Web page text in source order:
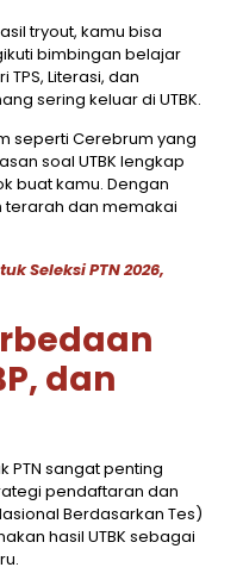
tryout, kamu bisa
bimbingan belajar
Literasi, dan
sering keluar di UTBK.
seperti Cerebrum yang
soal UTBK lengkap
buat kamu. Dengan
terarah dan memakai
Seleksi PTN 2026,
dan
PTN sangat penting
pendaftaran dan
Berdasarkan Tes)
hasil UTBK sebagai